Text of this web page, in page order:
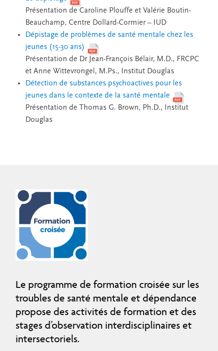
Présentation de Caroline Plouffe et Valérie Boutin-
Beauchamp, Centre Dollard-Cormier – IUD
Dépistage de problèmes de santé mentale chez les
jeunes (15-30 ans)
Présentation de Dr Jean-François Bélair, M.D., FRCPC
et Anne Wittevrongel, M.Ps., Institut Douglas
Détection de substances psychoactives pour les
jeunes dans le contexte de la santé mentale
Présentation de Thomas G. Brown, Ph.D., Institut
Douglas
Le programme de formation croisée sur les
troubles de santé mentale et dépendance
propose des activités de formation et des
stages d’observation interdisciplinaires et
intersectoriels.